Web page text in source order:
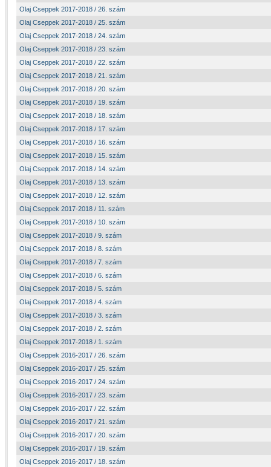
Olaj Cseppek 2017-2018 / 26. szám
Olaj Cseppek 2017-2018 / 25. szám
Olaj Cseppek 2017-2018 / 24. szám
Olaj Cseppek 2017-2018 / 23. szám
Olaj Cseppek 2017-2018 / 22. szám
Olaj Cseppek 2017-2018 / 21. szám
Olaj Cseppek 2017-2018 / 20. szám
Olaj Cseppek 2017-2018 / 19. szám
Olaj Cseppek 2017-2018 / 18. szám
Olaj Cseppek 2017-2018 / 17. szám
Olaj Cseppek 2017-2018 / 16. szám
Olaj Cseppek 2017-2018 / 15. szám
Olaj Cseppek 2017-2018 / 14. szám
Olaj Cseppek 2017-2018 / 13. szám
Olaj Cseppek 2017-2018 / 12. szám
Olaj Cseppek 2017-2018 / 11. szám
Olaj Cseppek 2017-2018 / 10. szám
Olaj Cseppek 2017-2018 / 9. szám
Olaj Cseppek 2017-2018 / 8. szám
Olaj Cseppek 2017-2018 / 7. szám
Olaj Cseppek 2017-2018 / 6. szám
Olaj Cseppek 2017-2018 / 5. szám
Olaj Cseppek 2017-2018 / 4. szám
Olaj Cseppek 2017-2018 / 3. szám
Olaj Cseppek 2017-2018 / 2. szám
Olaj Cseppek 2017-2018 / 1. szám
Olaj Cseppek 2016-2017 / 26. szám
Olaj Cseppek 2016-2017 / 25. szám
Olaj Cseppek 2016-2017 / 24. szám
Olaj Cseppek 2016-2017 / 23. szám
Olaj Cseppek 2016-2017 / 22. szám
Olaj Cseppek 2016-2017 / 21. szám
Olaj Cseppek 2016-2017 / 20. szám
Olaj Cseppek 2016-2017 / 19. szám
Olaj Cseppek 2016-2017 / 18. szám